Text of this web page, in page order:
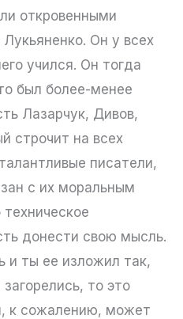
откровенными
Он у всех
учился. Он тогда
был более-менее
Лазарчук, Дивов,
строчит на всех
писатели,
с их моральным
донести свою мысль.
и ты ее изложил так,
то это
к сожалению, может